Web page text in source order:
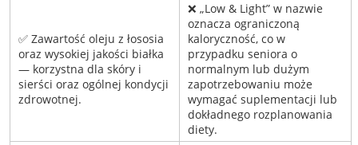
✅ Zawartość oleju z łososia
oraz wysokiej jakości białka
— korzystna dla skóry i
sierści oraz ogólnej kondycji
zdrowotnej.
❌ „Low & Light” w nazwie
oznacza ograniczoną
kaloryczność, co w
przypadku seniora o
normalnym lub dużym
zapotrzebowaniu może
wymagać suplementacji lub
dokładnego rozplanowania
diety.